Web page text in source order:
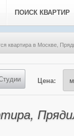
ПОИСК КВАРТИР
квартира в Москве,
Цена: